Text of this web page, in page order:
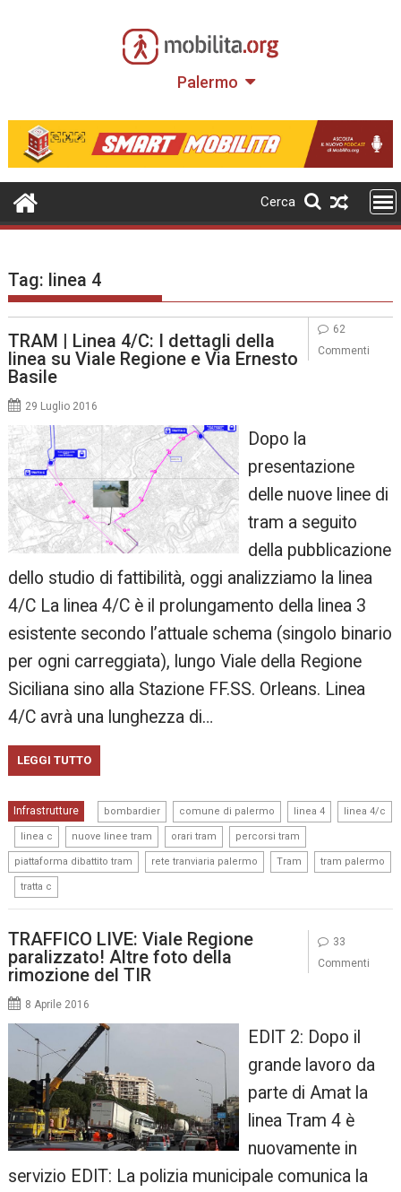
Palermo
Cerca
Tag: linea 4
TRAM | Linea 4/C: I dettagli della
linea su Viale Regione e Via Ernesto
Basile
29 Luglio 2016
Dopo la
presentazione
delle nuove linee di
tram a seguito
della pubblicazione
dello studio di fattibilità, oggi analizziamo la linea
4/C La linea 4/C è il prolungamento della linea 3
esistente secondo l’attuale schema (singolo binario
per ogni carreggiata), lungo Viale della Regione
Siciliana sino alla Stazione FF.SS. Orleans. Linea
4/C avrà una lunghezza di…
LEGGI TUTTO
Infrastrutture bombardier comune di palermo linea 4 linea 4/c
linea c nuove linee tram orari tram percorsi tram
piattaforma dibattito tram rete tranviaria palermo Tram tram palermo
tratta c
62
Commenti
TRAFFICO LIVE: Viale Regione
paralizzato! Altre foto della
rimozione del TIR
8 Aprile 2016
EDIT 2: Dopo il
grande lavoro da
parte di Amat la
linea Tram 4 è
nuovamente in
servizio EDIT: La polizia municipale comunica la
33
Commenti